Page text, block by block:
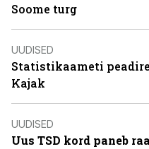
Soome turg
UUDISED
Statistikaameti
Kajak
UUDISED
Uus TSD kord paneb